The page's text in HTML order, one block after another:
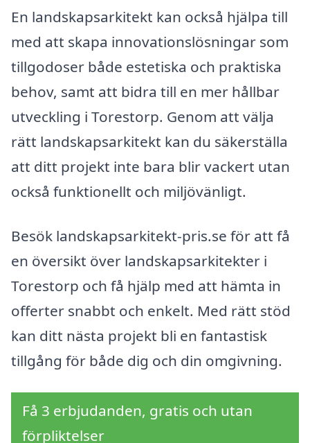
En landskapsarkitekt kan också hjälpa till
med att skapa innovationslösningar som
tillgodoser både estetiska och praktiska
behov, samt att bidra till en mer hållbar
utveckling i Torestorp. Genom att välja
rätt landskapsarkitekt kan du säkerställa
att ditt projekt inte bara blir vackert utan
också funktionellt och miljövänligt.
Besök landskapsarkitekt-pris.se för att få
en översikt över landskapsarkitekter i
Torestorp och få hjälp med att hämta in
offerter snabbt och enkelt. Med rätt stöd
kan ditt nästa projekt bli en fantastisk
tillgång för både dig och din omgivning.
Få 3 erbjudanden, gratis och utan
förpliktelser